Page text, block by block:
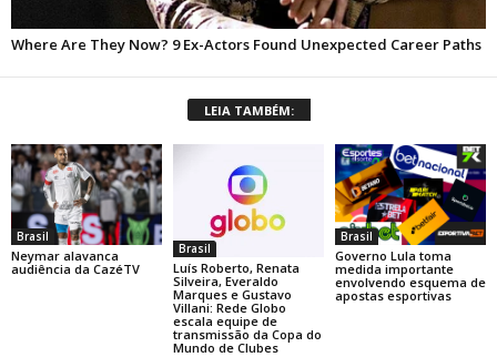
LEIA TAMBÉM:
Brasil
Neymar alavanca
audiência da CazéTV
Brasil
Luís Roberto, Renata
Silveira, Everaldo
Marques e Gustavo
Villani: Rede Globo
escala equipe de
transmissão da Copa do
Mundo de Clubes
Brasil
Governo Lula toma
medida importante
envolvendo esquema de
apostas esportivas